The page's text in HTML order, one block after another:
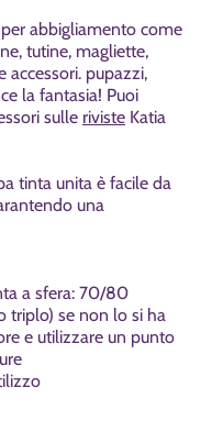
abbigliamento come
tutine, magliette,
accessori. pupazzi,
la fantasia! Puoi
sulle riviste Katia
tinta unita è facile da
una
a sfera: 70/80
triplo) se non lo si ha
e utilizzare un punto